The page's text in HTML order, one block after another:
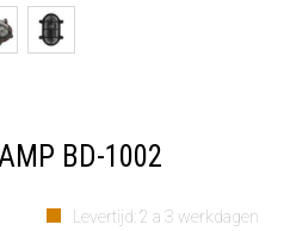
BD-1002
Levertijd: 2 a 3 werkdagen